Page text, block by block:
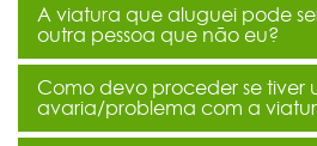
A viatura que aluguei pode
outra pessoa que não eu?
Como devo proceder se tiver
avaria/problema com a